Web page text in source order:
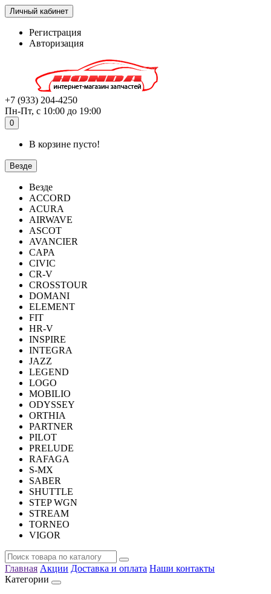
Личный кабинет
Регистрация
Авторизация
+7 (933) 204-4250
Пн-Пт, с 10:00 до 19:00
0
В корзине пусто!
Везде
Везде
ACCORD
ACURA
AIRWAVE
ASCOT
AVANCIER
CAPA
CIVIC
CR-V
CROSSTOUR
DOMANI
ELEMENT
FIT
HR-V
INSPIRE
INTEGRA
JAZZ
LEGEND
LOGO
MOBILIO
ODYSSEY
ORTHIA
PARTNER
PILOT
PRELUDE
RAFAGA
S-MX
SABER
SHUTTLE
STEP WGN
STREAM
TORNEO
VIGOR
Главная Акции Доставка и оплата Наши контакты
Категории